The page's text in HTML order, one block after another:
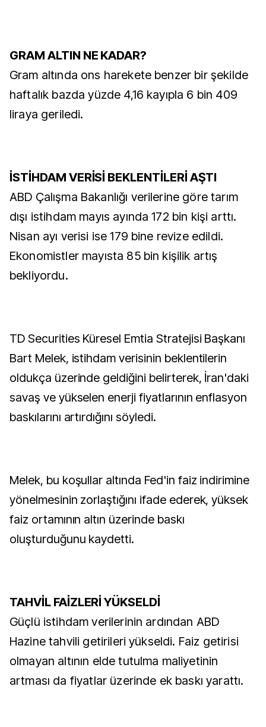
GRAM ALTIN NE KADAR?
Gram altında ons harekete benzer bir şekilde
haftalık bazda yüzde 4,16 kayıpla 6 bin 409
liraya geriledi.
İSTİHDAM VERİSİ BEKLENTİLERİ AŞTI
ABD Çalışma Bakanlığı verilerine göre tarım
dışı istihdam mayıs ayında 172 bin kişi arttı.
Nisan ayı verisi ise 179 bine revize edildi.
Ekonomistler mayısta 85 bin kişilik artış
bekliyordu.
TD Securities Küresel Emtia Stratejisi Başkanı
Bart Melek, istihdam verisinin beklentilerin
oldukça üzerinde geldiğini belirterek, İran'daki
savaş ve yükselen enerji fiyatlarının enflasyon
baskılarını artırdığını söyledi.
Melek, bu koşullar altında Fed'in faiz indirimine
yönelmesinin zorlaştığını ifade ederek, yüksek
faiz ortamının altın üzerinde baskı
oluşturduğunu kaydetti.
TAHVİL FAİZLERİ YÜKSELDİ
Güçlü istihdam verilerinin ardından ABD
Hazine tahvili getirileri yükseldi. Faiz getirisi
olmayan altının elde tutulma maliyetinin
artması da fiyatlar üzerinde ek baskı yarattı.